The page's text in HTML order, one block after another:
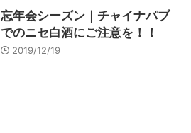
忘年会シーズン｜チャイナパブ
でのニセ白酒にご注意を！！
2019/12/19